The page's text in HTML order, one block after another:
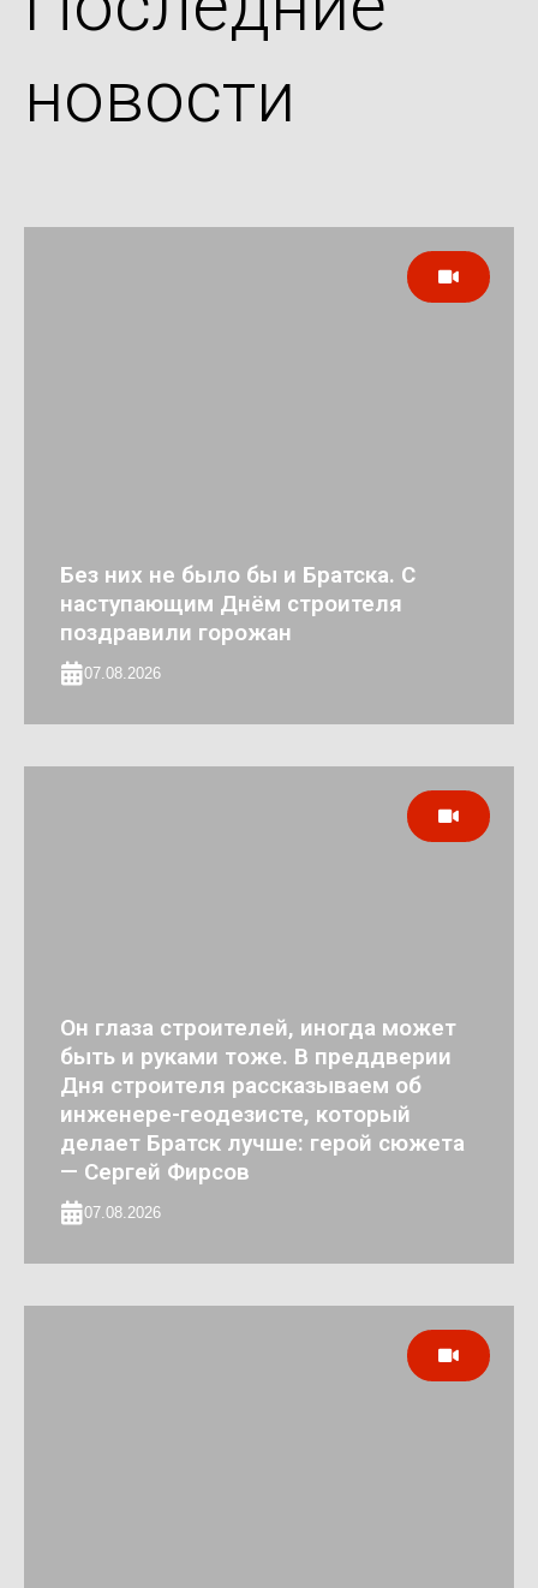
новости
Без них не было бы и Братска. С
наступающим Днём строителя
поздравили горожан
07.08.2026
Он глаза строителей, иногда может
быть и руками тоже. В преддверии
Дня строителя рассказываем об
инженере-геодезисте, который
делает Братск лучше: герой сюжета
— Сергей Фирсов
07.08.2026